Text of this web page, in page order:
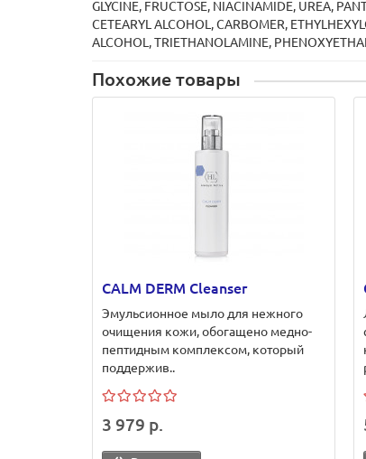
GLYCINE, FRUCTOSE, NIACINAMIDE, UREA,
CETEARYL ALCOHOL, CARBOMER,
ALCOHOL, TRIETHANOLAMINE,
Похожие товары
CALM DERM Cleanser
Эмульсионное мыло для нежного
очищения кожи, обогащено медно-
пептидным комплексом, который
поддержив..
3 979 р.